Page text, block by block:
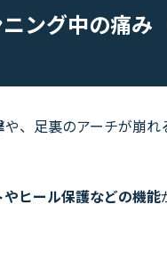
ング中の痛み
や、足裏のアーチが崩れ
やヒール保護などの機能